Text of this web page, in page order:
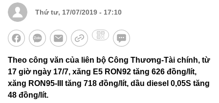
Thứ tư, 17/07/2019 - 17:10
Theo công văn của liên bộ Công Thương-Tài chính, từ
17 giờ ngày 17/7, xăng E5 RON92 tăng 626 đồng/lít,
xăng RON95-III tăng 718 đồng/lít, dầu diesel 0,05S tăng
48 đồng/lít.